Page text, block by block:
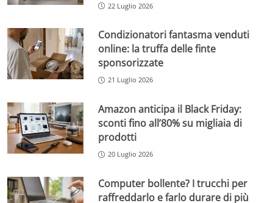
22 Luglio 2026
Condizionatori fantasma venduti
online: la truffa delle finte
sponsorizzate
21 Luglio 2026
Amazon anticipa il Black Friday:
sconti fino all’80% su migliaia di
prodotti
20 Luglio 2026
Computer bollente? I trucchi per
raffreddarlo e farlo durare di più